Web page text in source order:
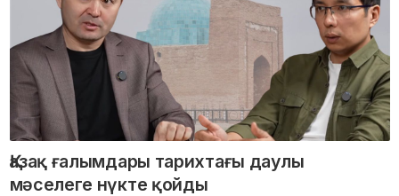
Қазақ ғалымдары тарихтағы даулы
мәселеге нүкте қойды